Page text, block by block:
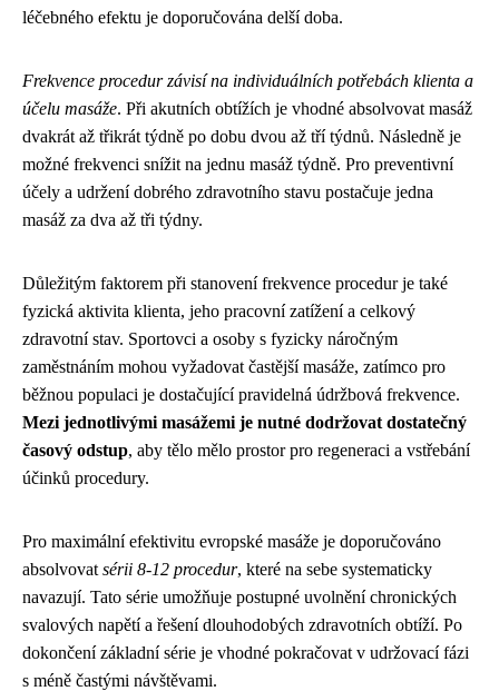
léčebného efektu je doporučována delší doba.
Frekvence procedur závisí na individuálních potřebách klienta a
účelu masáže. Při akutních obtížích je vhodné absolvovat masáž
dvakrát až třikrát týdně po dobu dvou až tří týdnů. Následně je
možné frekvenci snížit na jednu masáž týdně. Pro preventivní
účely a udržení dobrého zdravotního stavu postačuje jedna
masáž za dva až tři týdny.
Důležitým faktorem při stanovení frekvence procedur je také
fyzická aktivita klienta, jeho pracovní zatížení a celkový
zdravotní stav. Sportovci a osoby s fyzicky náročným
zaměstnáním mohou vyžadovat častější masáže, zatímco pro
běžnou populaci je dostačující pravidelná údržbová frekvence.
Mezi jednotlivými masážemi je nutné dodržovat dostatečný
časový odstup, aby tělo mělo prostor pro regeneraci a vstřebání
účinků procedury.
Pro maximální efektivitu evropské masáže je doporučováno
absolvovat sérii 8-12 procedur, které na sebe systematicky
navazují. Tato série umožňuje postupné uvolnění chronických
svalových napětí a řešení dlouhodobých zdravotních obtíží. Po
dokončení základní série je vhodné pokračovat v udržovací fázi
s méně častými návštěvami.